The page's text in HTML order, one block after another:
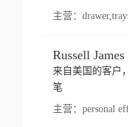
主营：
来自美国的客户
笔
主营：